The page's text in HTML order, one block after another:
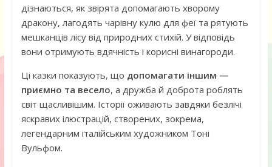
дізнаються, як звірята допомагають хворому
дракону, лагодять чарівну кулю для феї та рятують
мешканців лісу від природних стихій. У відповідь
вони отримують вдячність і корисні винагороди.
Ці казки показують, що допомагати іншим —
приємно та весело, а дружба й доброта роблять
світ щасливішим. Історії оживають завдяки безлічі
яскравих ілюстрацій, створених, зокрема,
легендарним італійським художником Тоні
Вульфом.